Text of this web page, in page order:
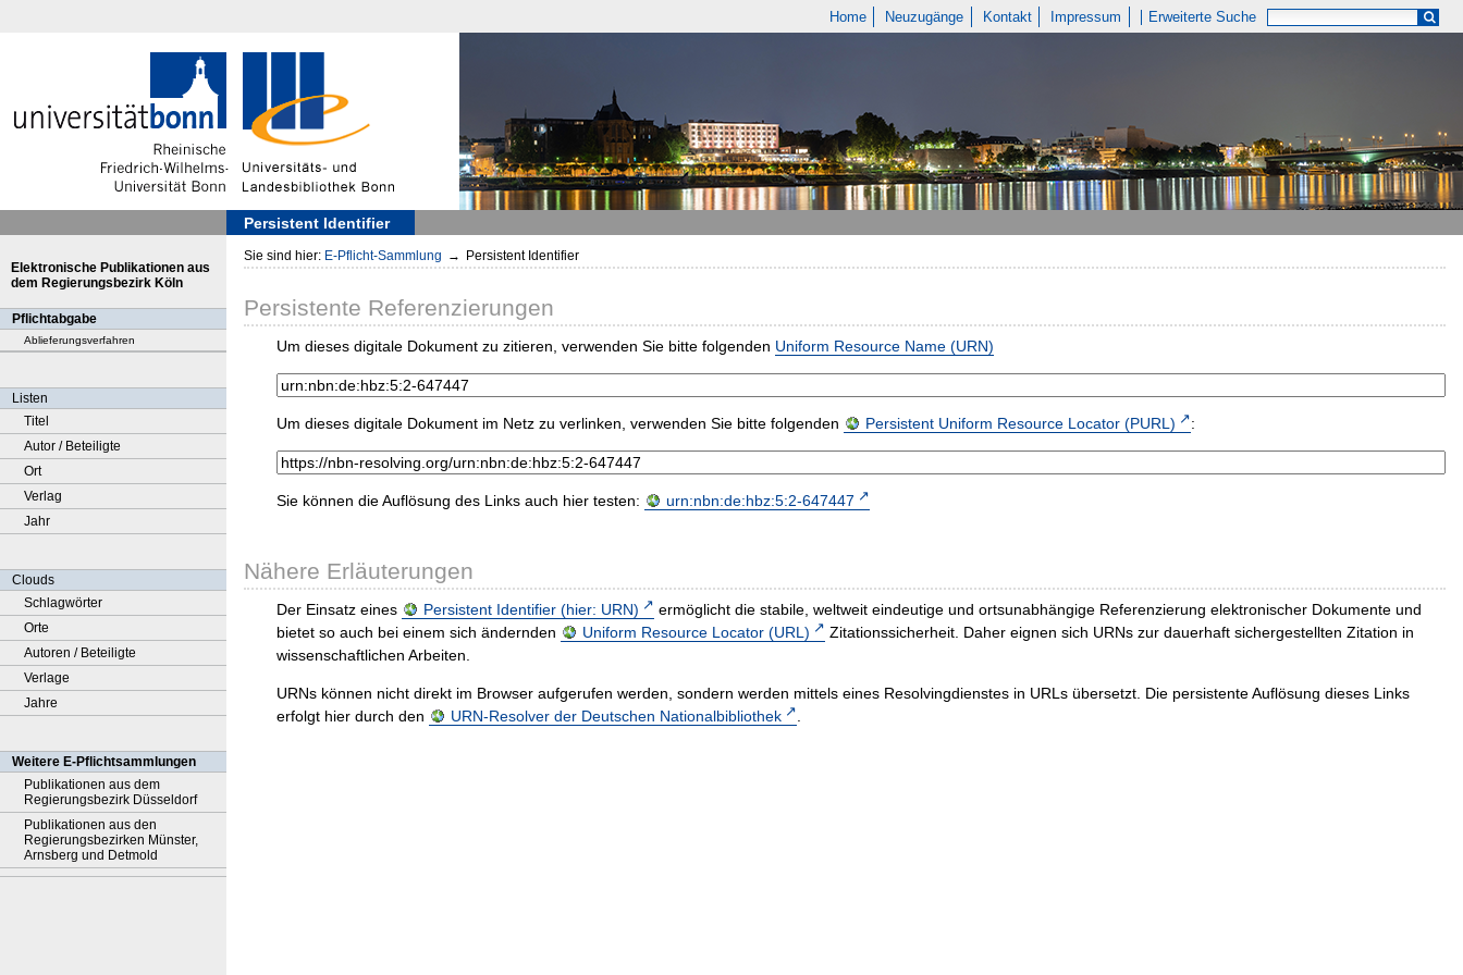
Home Neuzugänge Kontakt Impressum Erweiterte Suche
Persistent Identifier
Elektronische Publikationen aus
dem Regierungsbezirk Köln
Pflichtabgabe
Ablieferungsverfahren
Listen
Titel
Autor / Beteiligte
Ort
Verlag
Jahr
Clouds
Schlagwörter
Orte
Autoren / Beteiligte
Verlage
Jahre
Weitere E-Pflichtsammlungen
Publikationen aus dem
Regierungsbezirk Düsseldorf
Publikationen aus den
Regierungsbezirken Münster,
Arnsberg und Detmold
Sie sind hier: E-Pflicht-Sammlung → Persistent Identifier
Persistente Referenzierungen
Um dieses digitale Dokument zu zitieren, verwenden Sie bitte folgenden Uniform Resource Name (URN)
Um dieses digitale Dokument im Netz zu verlinken, verwenden Sie bitte folgenden Persistent Uniform Resource Locator (PURL) :
Sie können die Auflösung des Links auch hier testen: urn:nbn:de:hbz:5:2-647447
Nähere Erläuterungen
Der Einsatz eines Persistent Identifier (hier: URN)
ermöglicht die stabile, weltweit eindeutige und ortsunabhängige Referenzierung elektronischer Dokumente und
bietet so auch bei einem sich ändernden
Uniform Resource Locator (URL)
Zitationssicherheit. Daher eignen sich URNs zur dauerhaft sichergestellten Zitation in
wissenschaftlichen Arbeiten.
URNs können nicht direkt im Browser aufgerufen werden, sondern werden mittels eines Resolvingdienstes in URLs übersetzt. Die persistente Auflösung dieses Links
erfolgt hier durch den
URN-Resolver der Deutschen Nationalbibliothek .